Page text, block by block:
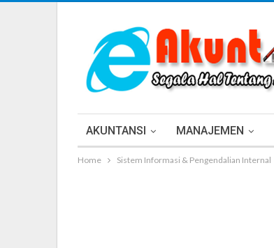
AKUNTANSI MANAJEMEN
Home Sistem Informasi & Pengendalian Internal